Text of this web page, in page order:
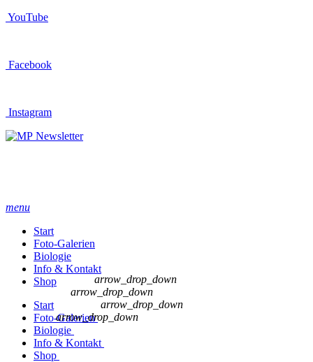
YouTube
Facebook
Instagram
Newsletter
menu
Start
Foto-Galerien
Biologie
Info & Kontakt
Shop
Start
Foto-Galerien
arrow_drop_down
Biologie
arrow_drop_down
Info & Kontakt
arrow_drop_down
Shop
arrow_drop_down